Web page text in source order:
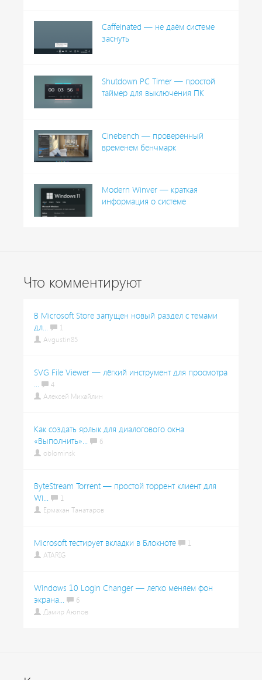
Caffeinated — не даём системе
заснуть
Shutdown PC Timer — простой
таймер для выключения ПК
Cinebench — проверенный
временем бенчмарк
Modern Winver — краткая
информация о системе
Что комментируют
В Microsoft Store запущен новый раздел с темами
дл...
1
Avgustin85
SVG File Viewer — лёгкий инструмент для просмотра
...
4
Алексей Михайлин
Как создать ярлык для диалогового окна
«Выполнить»...
6
oblominsk
ByteStream Torrent — простой торрент клиент для
Wi...
1
Ермахан Танатаров
Microsoft тестирует вкладки в Блокноте
1
ATARIG
Windows 10 Login Changer — легко меняем фон
экрана...
6
Дамир Аюпов